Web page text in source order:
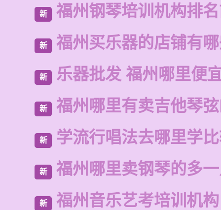
新 福州钢琴培训机构排
新 福州买乐器的店铺有
新 乐器批发 福州哪里便
新 福州哪里有卖吉他琴
新 学流行唱法去哪里学
新 福州哪里卖钢琴的多
新 福州音乐艺考培训机构